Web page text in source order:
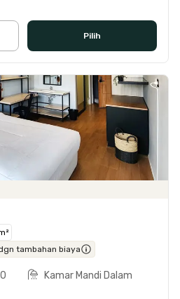
Pilih
tambahan biaya
Kamar Mandi Dalam